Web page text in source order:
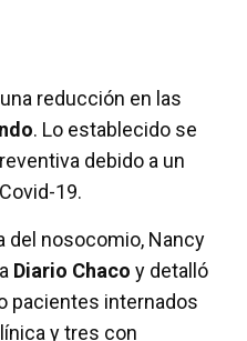
tir
reducción en las
. Lo establecido se
debido a un
19.
del nosocomio, Nancy
Diario Chaco y detalló
pacientes internados
y tres con